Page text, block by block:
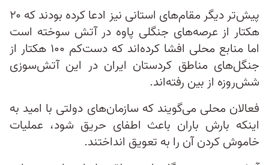
پیش‌تر دیگر مقام‌های استانی نیز ادعا کرده بودند که ۲۰
هکتار از عرصه‌های جنگلی پاوه در آتش سوخته است
اما منابع محلی افشا کرده‌اند که دست‌کم ۱۰۰ هکتار از
جنگل‌های مناطق کردستان ایران در این آتش‌سوزی
شش‌روزه از بین رفته‌اند.
فعالان محلی می‌گویند که سازمان‌های دولتی با امید به
اینکه بارش باران باعث اطفای حریق شود، عملیات
خاموش کردن آن را به تعویق انداختند.